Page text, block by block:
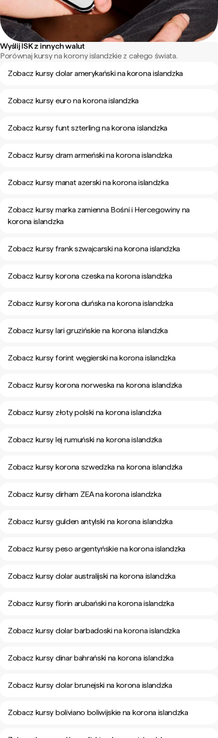
Wyślij ISK z innych walut
Porównaj kursy na korony islandzkie z całego świata.
Zobacz kursy dolar amerykański na korona islandzka
Zobacz kursy euro na korona islandzka
Zobacz kursy funt szterling na korona islandzka
Zobacz kursy dram armeński na korona islandzka
Zobacz kursy manat azerski na korona islandzka
Zobacz kursy marka zamienna Bośni i Hercegowiny na
korona islandzka
Zobacz kursy frank szwajcarski na korona islandzka
Zobacz kursy korona czeska na korona islandzka
Zobacz kursy korona duńska na korona islandzka
Zobacz kursy lari gruzińskie na korona islandzka
Zobacz kursy forint węgierski na korona islandzka
Zobacz kursy korona norweska na korona islandzka
Zobacz kursy złoty polski na korona islandzka
Zobacz kursy lej rumuński na korona islandzka
Zobacz kursy korona szwedzka na korona islandzka
Zobacz kursy dirham ZEA na korona islandzka
Zobacz kursy gulden antylski na korona islandzka
Zobacz kursy peso argentyńskie na korona islandzka
Zobacz kursy dolar australijski na korona islandzka
Zobacz kursy florin arubański na korona islandzka
Zobacz kursy dolar barbadoski na korona islandzka
Zobacz kursy dinar bahrański na korona islandzka
Zobacz kursy dolar brunejski na korona islandzka
Zobacz kursy boliviano boliwijskie na korona islandzka